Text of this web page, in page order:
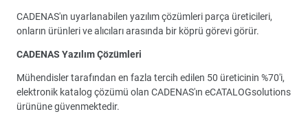
CADENAS'ın uyarlanabilen yazılım çözümleri parça üreticileri,
onların ürünleri ve alıcıları arasında bir köprü görevi görür.
CADENAS Yazılım Çözümleri
Mühendisler tarafından en fazla tercih edilen 50 üreticinin %70'i,
elektronik katalog çözümü olan CADENAS'ın eCATALOGsolutions
ürününe güvenmektedir.